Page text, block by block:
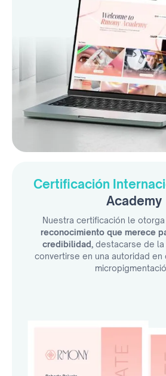
Certificación
Academy
Nuestra certificación le
reconocimiento que merece
credibilidad, destacarse de
convertirse en una autoridad